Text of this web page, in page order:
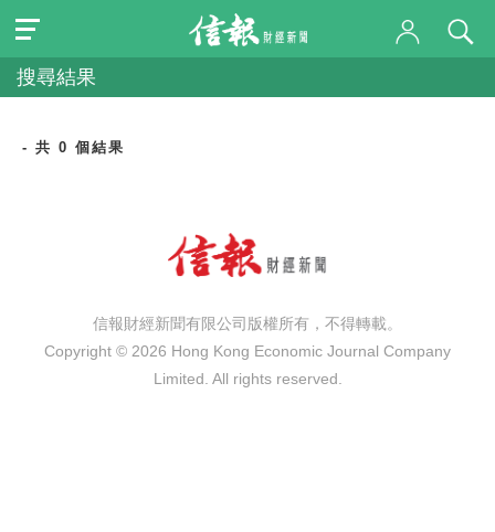
搜尋結果
- 共 0 個結果
信報財經新聞有限公司版權所有，不得轉載。
Copyright © 2026 Hong Kong Economic Journal Company
Limited. All rights reserved.